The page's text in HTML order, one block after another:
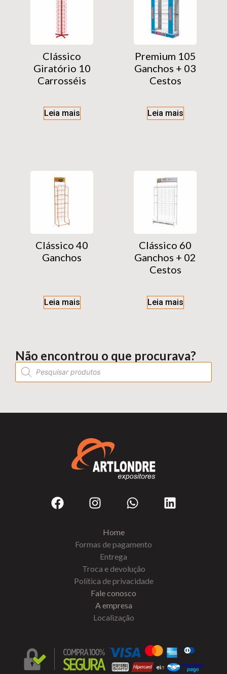
Clássico
Giratório 10
Carrosséis
Leia mais
Premium 105
Ganchos + 03
Cestos
Leia mais
Clássico 40
Ganchos
Leia mais
Clássico 60
Ganchos + 02
Cestos
Leia mais
Não encontrou o que procurava?
Home
Formas de pagamento
Entrega
Troca e devolução
Política de privacidade
Fale conosco
A empresa
Localização